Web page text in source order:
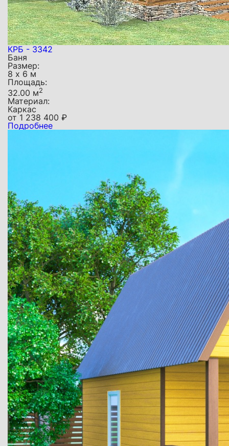
КРБ - 3342
Баня
Размер:
8 х 6 м
Площадь:
32.00 м2
Материал:
Каркас
от1 238 400 ₽
Подробнее